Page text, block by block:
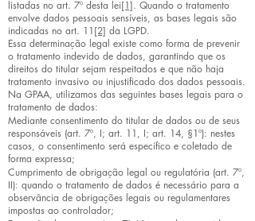
listadas no art. 7º desta lei[1]. Quando o tratamento
envolve dados pessoais sensíveis, as bases legais são
indicadas no art. 11[2] da LGPD.
Essa determinação legal existe como forma de prevenir
o tratamento indevido de dados, garantindo que os
direitos do titular sejam respeitados e que não haja
tratamento invasivo ou injustificado dos dados pessoais.
Na GPAA, utilizamos das seguintes bases legais para o
tratamento de dados:
Mediante consentimento do titular de dados ou de seus
responsáveis (art. 7º, I; art. 11, I; art. 14, §1º): nestes
casos, o consentimento será específico e coletado de
forma expressa;
Cumprimento de obrigação legal ou regulatória (art. 7º,
II): quando o tratamento de dados é necessário para a
observância de obrigações legais ou regulamentares
impostas ao controlador;